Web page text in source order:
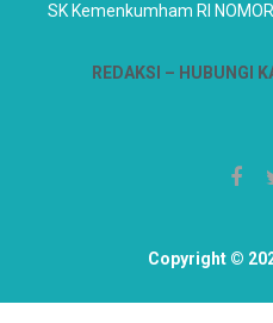
SK Kemenkumham RI
REDAKSI – HUBUNGI
Copyright ©